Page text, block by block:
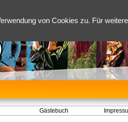
von Cookies zu. Für
Gästebuch